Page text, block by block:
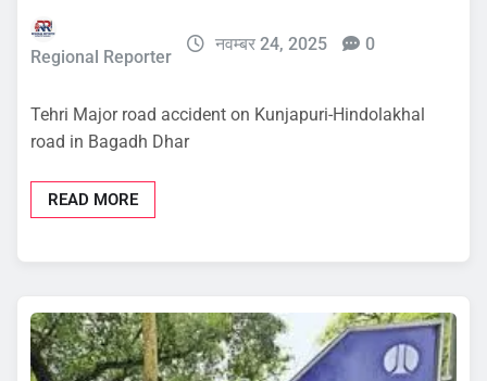
Regional Reporter
नवम्बर 24, 2025 0
Tehri Major road accident on Kunjapuri-Hindolakhal
road in Bagadh Dhar
READ MORE